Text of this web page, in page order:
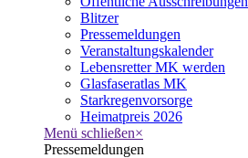
Blitzer
Pressemeldungen
Veranstaltungskalender
Lebensretter MK werden
Glasfaseratlas MK
Starkregenvorsorge
Heimatpreis 2026
Menü schließen×
Pressemeldungen